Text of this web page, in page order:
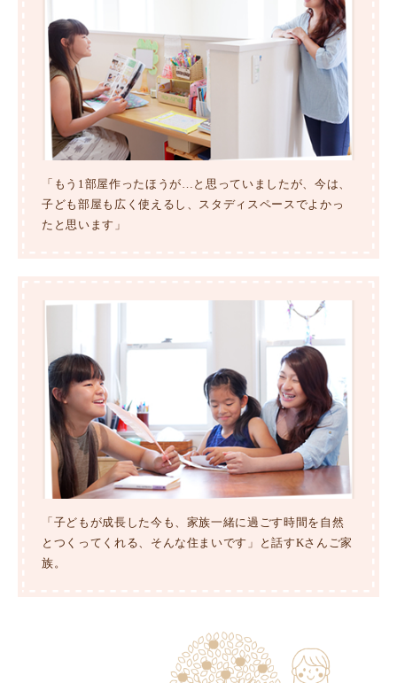
「もう1部屋作ったほうが…と思っていましたが、今は、
子ども部屋も広く使えるし、スタディスペースでよかっ
たと思います」
「子どもが成長した今も、家族一緒に過ごす時間を自然
とつくってくれる、そんな住まいです」と話すKさんご家
族。